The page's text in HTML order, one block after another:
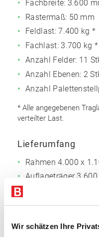
Wir schätzen Ihre
Fachbreite: 3.600
Rastermaß: 50 mm
Feldlast:7.400 kg *
Fachlast: 3.700 kg *
Anzahl Felder: 11
Anzahl Ebenen: 2
Anzahl
* Alle angegebenen
verteilter Last.
Lieferumfang
Rahmen 4.000 x
Auflageträger 3.600
Sicherungsstifte
Rahmen